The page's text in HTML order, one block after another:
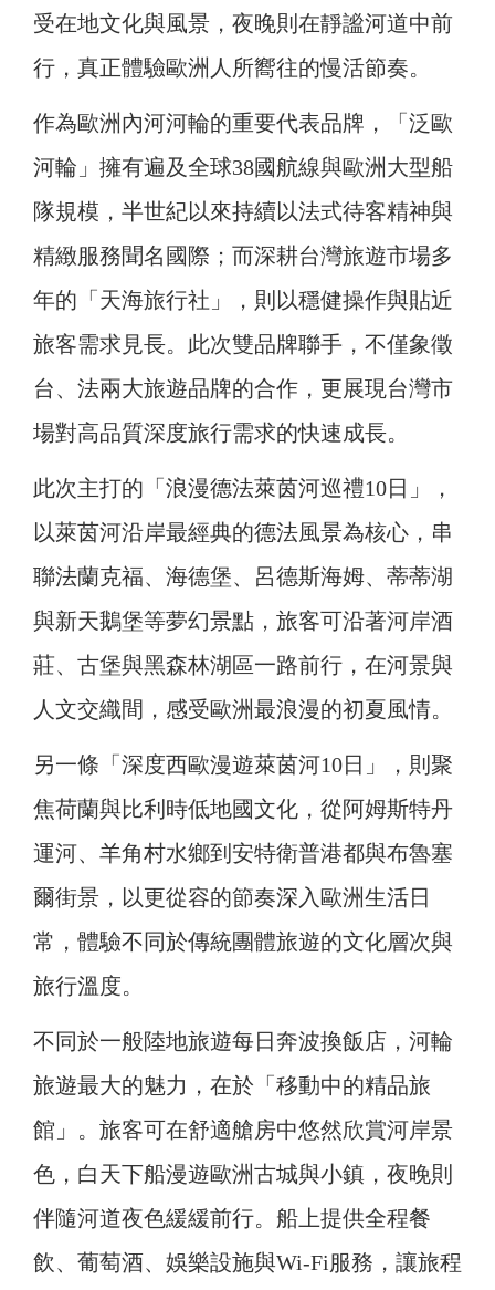
受在地文化與風景，夜晚則在靜謐河道中前
行，真正體驗歐洲人所嚮往的慢活節奏。
作為歐洲內河河輪的重要代表品牌，「泛歐
河輪」擁有遍及全球38國航線與歐洲大型船
隊規模，半世紀以來持續以法式待客精神與
精緻服務聞名國際；而深耕台灣旅遊市場多
年的「天海旅行社」，則以穩健操作與貼近
旅客需求見長。此次雙品牌聯手，不僅象徵
台、法兩大旅遊品牌的合作，更展現台灣市
場對高品質深度旅行需求的快速成長。
此次主打的「浪漫德法萊茵河巡禮10日」，
以萊茵河沿岸最經典的德法風景為核心，串
聯法蘭克福、海德堡、呂德斯海姆、蒂蒂湖
與新天鵝堡等夢幻景點，旅客可沿著河岸酒
莊、古堡與黑森林湖區一路前行，在河景與
人文交織間，感受歐洲最浪漫的初夏風情。
另一條「深度西歐漫遊萊茵河10日」，則聚
焦荷蘭與比利時低地國文化，從阿姆斯特丹
運河、羊角村水鄉到安特衛普港都與布魯塞
爾街景，以更從容的節奏深入歐洲生活日
常，體驗不同於傳統團體旅遊的文化層次與
旅行溫度。
不同於一般陸地旅遊每日奔波換飯店，河輪
旅遊最大的魅力，在於「移動中的精品旅
館」。旅客可在舒適艙房中悠然欣賞河岸景
色，白天下船漫遊歐洲古城與小鎮，夜晚則
伴隨河道夜色緩緩前行。船上提供全程餐
飲、葡萄酒、娛樂設施與Wi-Fi服務，讓旅程